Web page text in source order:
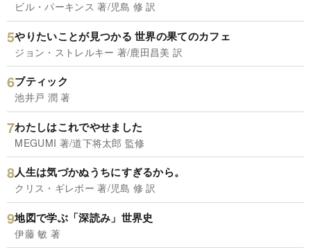
ビル・パーキンス 著/児島 修 訳
やりたいことが見つかる 世界の果てのカフェ
ジョン・ストレルキー 著/鹿田昌美 訳
ブティック
池井戸 潤 著
わたしはこれでやせました
MEGUMI 著/道下将太郎 監修
人生は気づかぬうちにすぎるから。
クリス・ギレボー 著/児島 修 訳
地図で学ぶ「深読み」世界史
伊藤 敏 著